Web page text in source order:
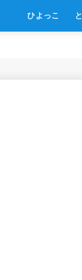
ひよっこ